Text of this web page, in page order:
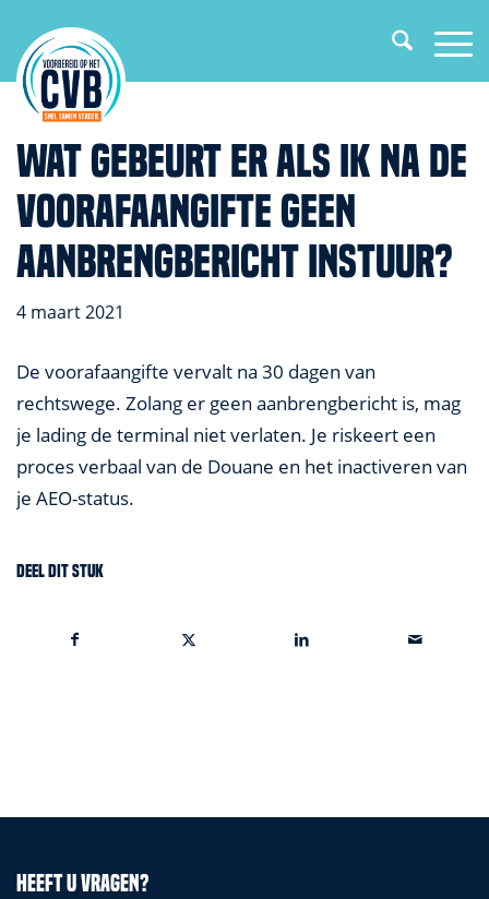
Wat gebeurt er als ik na de
voorafaangifte geen
aanbrengbericht instuur?
4 maart 2021
De voorafaangifte vervalt na 30 dagen van
rechtswege. Zolang er geen aanbrengbericht is, mag
je lading de terminal niet verlaten. Je riskeert een
proces verbaal van de Douane en het inactiveren van
je AEO-status.
Deel dit stuk
Heeft u vragen?